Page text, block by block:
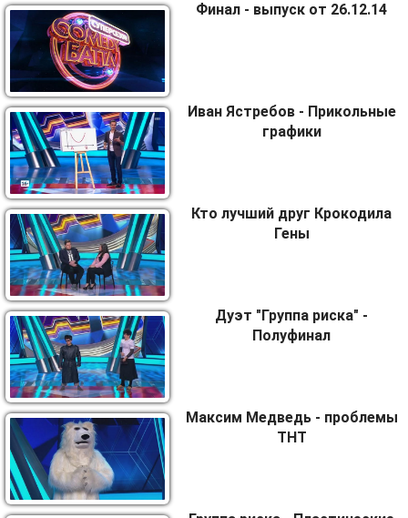
Финал - выпуск от 26.12.14
Иван Ястребов - Прикольные
графики
Кто лучший друг Крокодила
Гены
Дуэт "Группа риска" -
Полуфинал
Максим Медведь - проблемы
ТНТ